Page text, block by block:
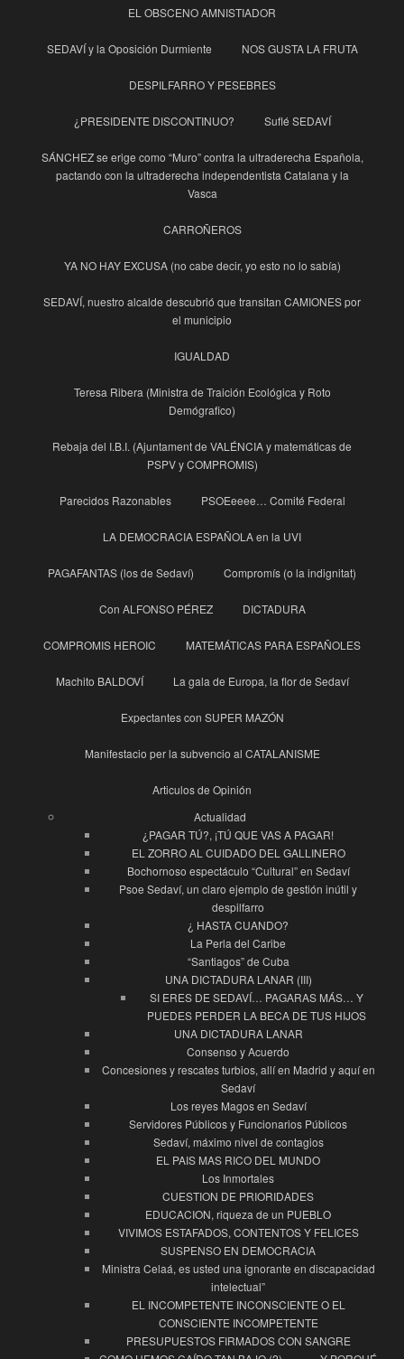
EL OBSCENO AMNISTIADOR
SEDAVÍ y la Oposición Durmiente NOS GUSTA LA FRUTA
DESPILFARRO Y PESEBRES
¿PRESIDENTE DISCONTINUO? Suflé SEDAVÍ
SÁNCHEZ se erige como “Muro” contra la ultraderecha Española,
pactando con la ultraderecha independentista Catalana y la
Vasca
CARROÑEROS
YA NO HAY EXCUSA (no cabe decir, yo esto no lo sabía)
SEDAVÍ, nuestro alcalde descubrió que transitan CAMIONES por
el municipio
IGUALDAD
Teresa Ribera (Ministra de Traición Ecológica y Roto
Demógrafico)
Rebaja del I.B.I. (Ajuntament de VALÉNCIA y matemáticas de
PSPV y COMPROMIS)
Parecidos Razonables PSOEeeee… Comité Federal
LA DEMOCRACIA ESPAÑOLA en la UVI
PAGAFANTAS (los de Sedaví) Compromís (o la indignitat)
Con ALFONSO PÉREZ DICTADURA
COMPROMIS HEROIC MATEMÁTICAS PARA ESPAÑOLES
Machito BALDOVÍ La gala de Europa, la flor de Sedaví
Expectantes con SUPER MAZÓN
Manifestacio per la subvencio al CATALANISME
Articulos de Opinión
Actualidad
¿PAGAR TÚ?, ¡TÚ QUE VAS A PAGAR!
EL ZORRO AL CUIDADO DEL GALLINERO
Bochornoso espectáculo “Cultural” en Sedaví
Psoe Sedaví, un claro ejemplo de gestión inútil y
despilfarro
¿ HASTA CUANDO?
La Perla del Caribe
“Santiagos” de Cuba
UNA DICTADURA LANAR (III)
SI ERES DE SEDAVÍ… PAGARAS MÁS… Y
PUEDES PERDER LA BECA DE TUS HIJOS
UNA DICTADURA LANAR
Consenso y Acuerdo
Concesiones y rescates turbios, allí en Madrid y aquí en
Sedaví
Los reyes Magos en Sedaví
Servidores Públicos y Funcionarios Públicos
Sedaví, máximo nivel de contagios
EL PAIS MAS RICO DEL MUNDO
Los Inmortales
CUESTION DE PRIORIDADES
EDUCACION, riqueza de un PUEBLO
VIVIMOS ESTAFADOS, CONTENTOS Y FELICES
SUSPENSO EN DEMOCRACIA
Ministra Celaá, es usted una ignorante en discapacidad
intelectual”
EL INCOMPETENTE INCONSCIENTE O EL
CONSCIENTE INCOMPETENTE
PRESUPUESTOS FIRMADOS CON SANGRE